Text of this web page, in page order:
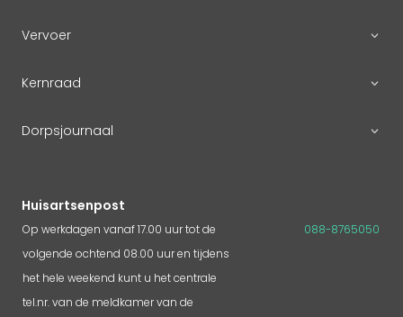
Vervoer
Kernraad
Dorpsjournaal
Huisartsenpost
Op werkdagen vanaf 17.00 uur tot de
volgende ochtend 08.00 uur en tijdens
het hele weekend kunt u het centrale
tel.nr. van de meldkamer van de
088-8765050